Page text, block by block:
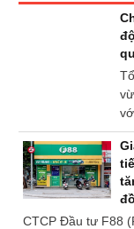
CTCP Đầu tư F88
Đào
tạo